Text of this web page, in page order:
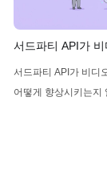
서드파티 API가 비
능을 강화하는 방
벽 가이드
서드파티 API가 비디
어떻게 향상시키는지